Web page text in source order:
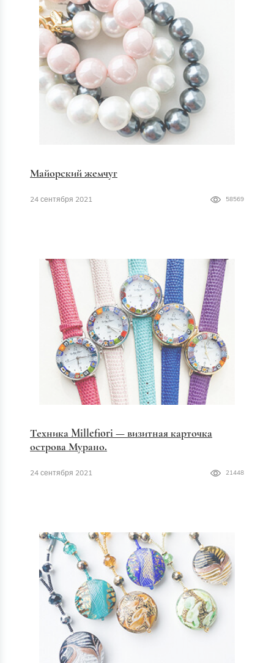
Майорский жемчуг
24 сентября 2021 58569
Техника Millefiori — визитная карточка
острова Мурано.
24 сентября 2021 21448